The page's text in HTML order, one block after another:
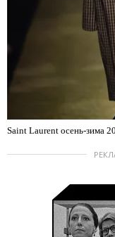
Saint Laurent осень-зима